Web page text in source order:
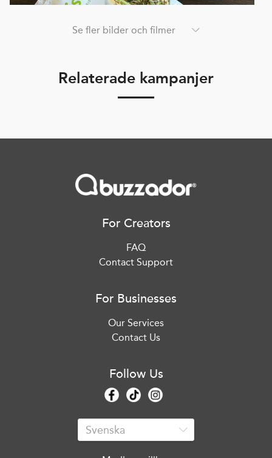
Se fler bilder och filmer
Relaterade kampanjer
For Creators
FAQ
Contact Support
For Businesses
Our Services
Contact Us
Follow Us